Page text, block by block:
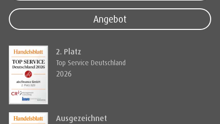
Angebot
2. Platz
Top Service Deutschland
2026
Ausgezeichnet